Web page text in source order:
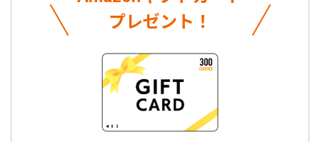
プレゼント！